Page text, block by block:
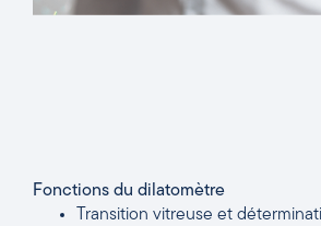
Fonctions du dilatomètre
Transition vitreuse et